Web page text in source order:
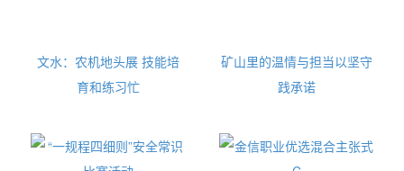
文水：农机地头展 技能培
育和练习忙
矿山里的温情与担当以坚守
践承诺